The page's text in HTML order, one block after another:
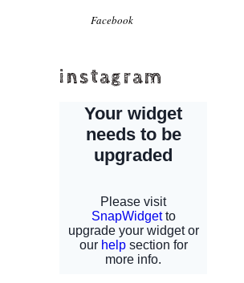
Facebook
instagram